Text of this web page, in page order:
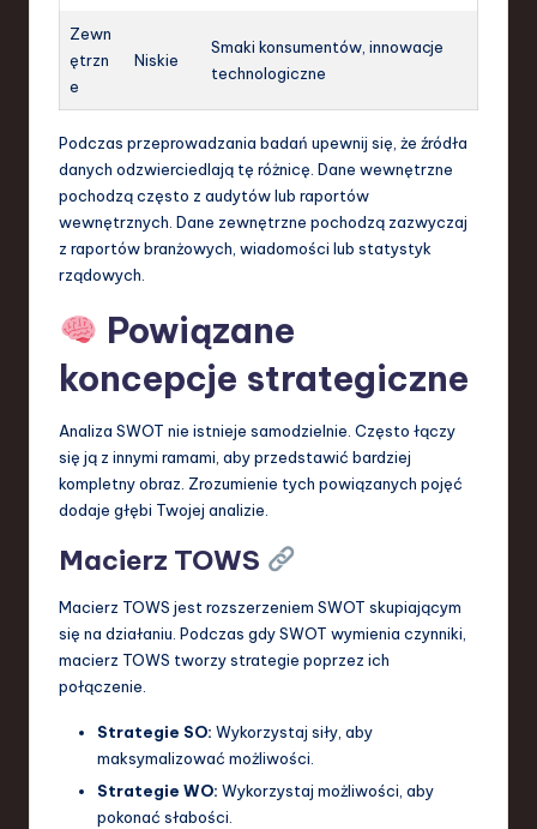
Zewn
ętrzn
e
Niskie
Smaki konsumentów, innowacje
technologiczne
Podczas przeprowadzania badań upewnij się, że źródła
danych odzwierciedlają tę różnicę. Dane wewnętrzne
pochodzą często z audytów lub raportów
wewnętrznych. Dane zewnętrzne pochodzą zazwyczaj
z raportów branżowych, wiadomości lub statystyk
rządowych.
Powiązane
koncepcje strategiczne
Analiza SWOT nie istnieje samodzielnie. Często łączy
się ją z innymi ramami, aby przedstawić bardziej
kompletny obraz. Zrozumienie tych powiązanych pojęć
dodaje głębi Twojej analizie.
Macierz TOWS
Macierz TOWS jest rozszerzeniem SWOT skupiającym
się na działaniu. Podczas gdy SWOT wymienia czynniki,
macierz TOWS tworzy strategie poprzez ich
połączenie.
Strategie SO: Wykorzystaj siły, aby
maksymalizować możliwości.
Strategie WO: Wykorzystaj możliwości, aby
pokonać słabości.